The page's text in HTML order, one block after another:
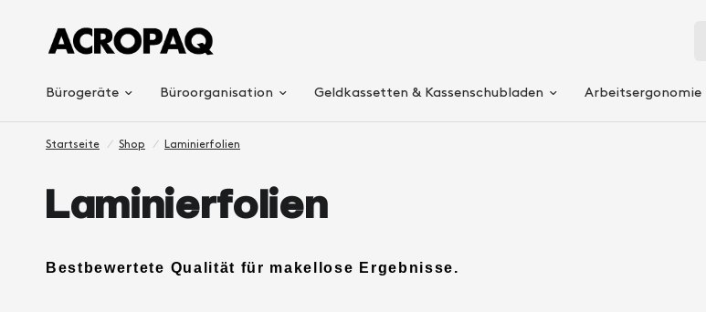
Bürogeräte Büroorganisation Geldkassetten & Kassenschubladen Arbeitsergonomie
Startseite / Shop / Laminierfolien
Laminierfolien
Bestbewertete Qualität für makellose Ergebnisse.